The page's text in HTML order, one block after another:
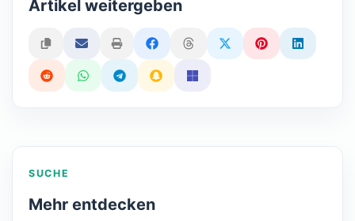
Artikel weitergeben
SUCHE
Mehr entdecken